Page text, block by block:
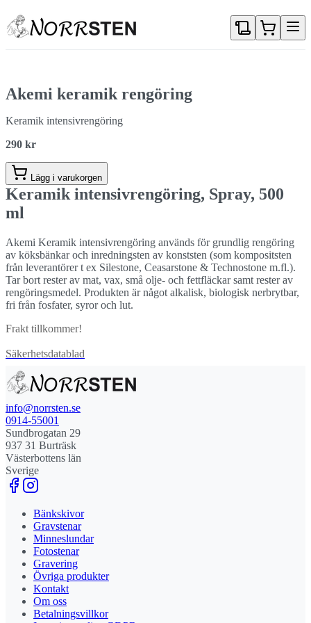
Akemi keramik rengöring
Keramik intensivrengöring
290 kr
Lägg i varukorgen
Keramik intensivrengöring, Spray, 500
ml
Akemi Keramik intensivrengöring används för grundlig rengöring
av köksbänkar och inredningsten av konststen (som kompositsten
från leverantörer t ex Silestone, Ceasarstone & Technostone m.fl.).
Tar bort rester av mat, vax, små olje- och fettfläckar samt rester av
rengöringsmedel. Produkten är något alkalisk, biologisk nerbrytbar,
fri från fosfater, syror och lut.
Frakt tillkommer!
Säkerhetsdatablad
info@norrsten.se
0914-55001
Sundbrogatan 29
937 31 Burträsk
Västerbottens län
Sverige
Bänkskivor
Gravstenar
Minneslundar
Fotostenar
Gravering
Övriga produkter
Kontakt
Om oss
Betalningsvillkor